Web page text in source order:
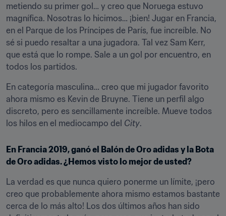
metiendo su primer gol… y creo que Noruega estuvo
magnífica. Nosotras lo hicimos… ¡bien! Jugar en Francia,
en el Parque de los Príncipes de París, fue increíble. No
sé si puedo resaltar a una jugadora. Tal vez Sam Kerr,
que está que lo rompe. Sale a un gol por encuentro, en
todos los partidos.
En categoría masculina… creo que mi jugador favorito
ahora mismo es Kevin de Bruyne. Tiene un perfil algo
discreto, pero es sencillamente increíble. Mueve todos
los hilos en el mediocampo del City.
En Francia 2019, ganó el Balón de Oro adidas y la Bota
de Oro adidas. ¿Hemos visto lo mejor de usted?
La verdad es que nunca quiero ponerme un límite, ¡pero
creo que probablemente ahora mismo estamos bastante
cerca de lo más alto! Los dos últimos años han sido